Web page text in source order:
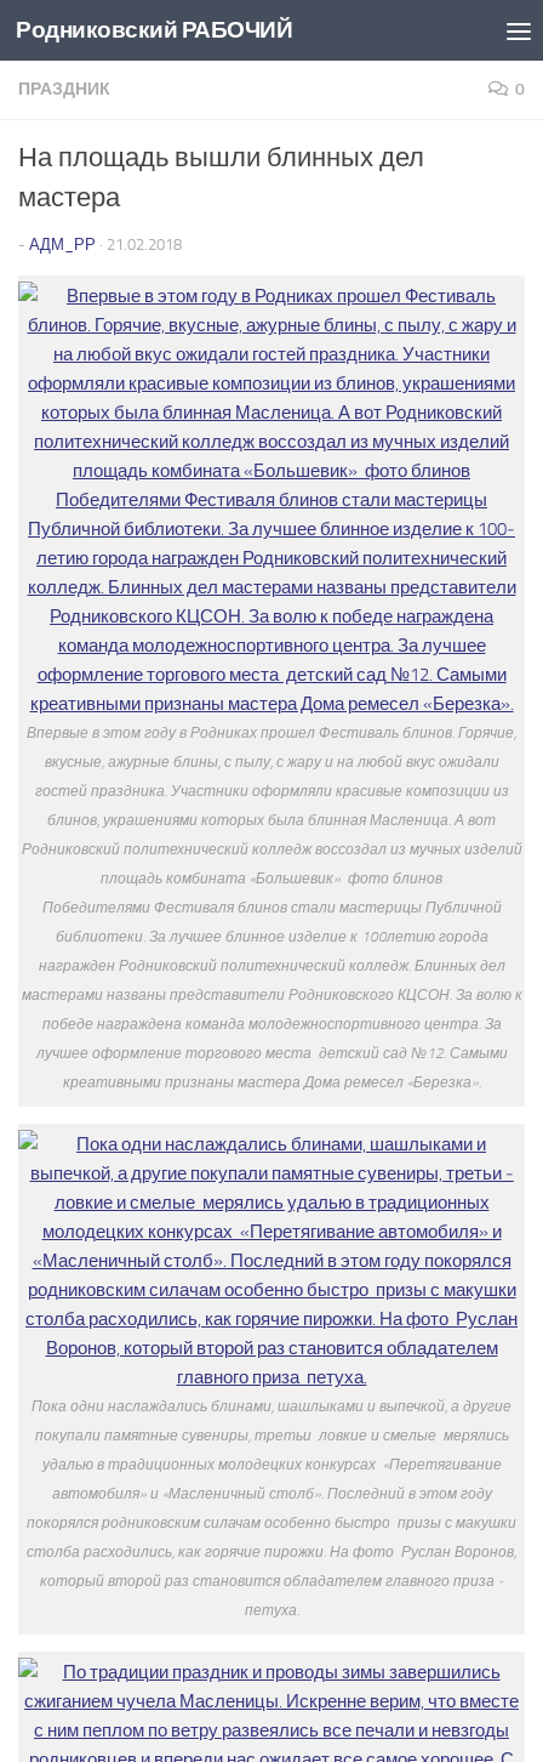
Перейти к содержимому
Родниковский РАБОЧИЙ
ПРАЗДНИК 0
На площадь вышли блинных дел
мастера
- АДМ_РР · 21.02.2018
Впервые в этом году в Родниках прошел Фестиваль блинов. Горячие,
вкусные, ажурные блины, с пылу, с жару и на любой вкус ожидали
гостей праздника. Участники оформляли красивые композиции из
блинов, украшениями которых была блинная Масленица. А вот
Родниковский политехнический колледж воссоздал из мучных изделий
площадь комбината «Большевик» ­ фото блинов
Победителями Фестиваля блинов стали мастерицы Публичной
библиотеки. За лучшее блинное изделие к 100­летию города
награжден Родниковский политехнический колледж. Блинных дел
мастерами названы представители Родниковского КЦСОН. За волю к
победе награждена команда молодежно­спортивного центра. За
лучшее оформление торгового места ­ детский сад №12. Самыми
креативными признаны мастера Дома ремесел «Березка».
Пока одни наслаждались блинами, шашлыками и выпечкой, а другие
покупали памятные сувениры, третьи ­ ловкие и смелые ­ мерялись
удалью в традиционных молодецких конкурсах ­ «Перетягивание
автомобиля» и «Масленичный столб». Последний в этом году
покорялся родниковским силачам особенно быстро ­ призы с макушки
столба расходились, как горячие пирожки. На фото ­ Руслан Воронов,
который второй раз становится обладателем главного приза ­
петуха.